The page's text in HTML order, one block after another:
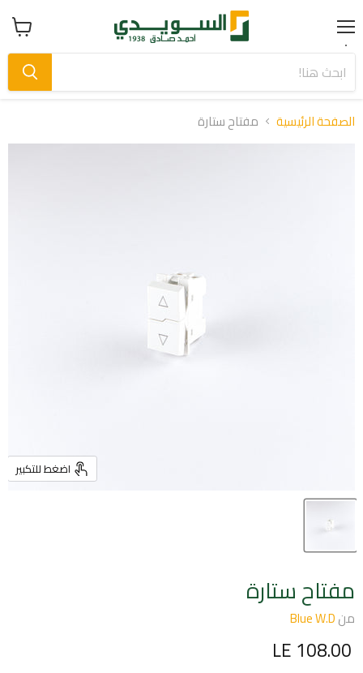
Menu عرض
سلة
الصفحة الرئيسية مفتاح ستارة
اضغط للتكبير
مفتاح ستارة
منBlue W.D
السعر الحالي
LE 108.00